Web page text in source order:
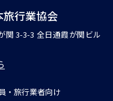
旅行業協会
関 3-3-3 全日通霞が関ビル
・旅行業者向け